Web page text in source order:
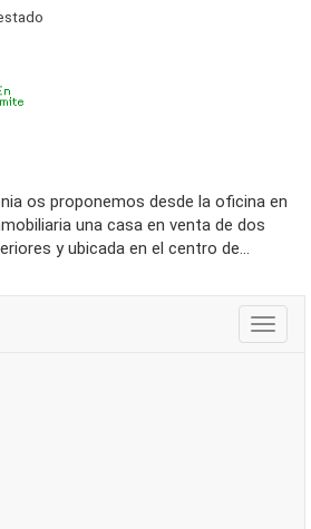
una casa en venta de dos
y ubicada en el centro de...